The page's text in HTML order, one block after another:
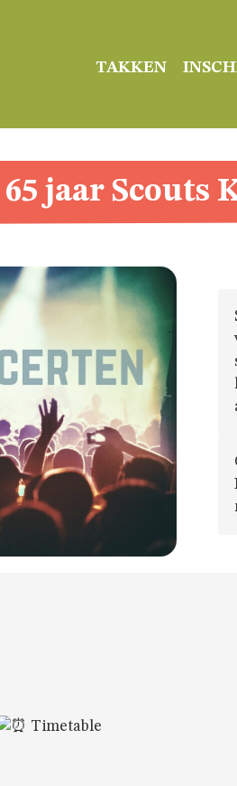
TAKKEN
jaar Scouts
Timetable